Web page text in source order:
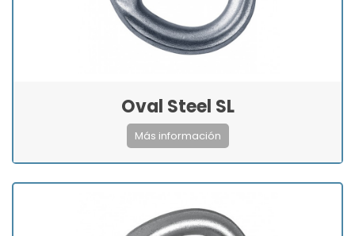
Oval Steel SL
Más información